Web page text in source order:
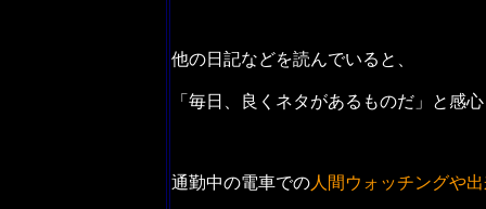
他の日記などを読んでいると、
「毎日、良くネタがあるものだ」と感
通勤中の電車での人間ウォッチングや